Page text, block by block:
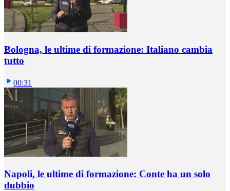
Bologna, le ultime di formazione: Italiano cambia
tutto
00:31
Napoli, le ultime di formazione: Conte ha un solo
dubbio